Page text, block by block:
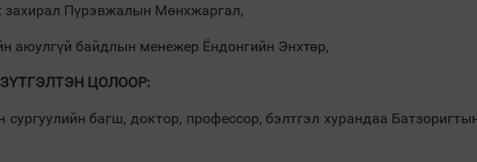
захирал Пүрэвжалын Мөнхжаргал,
аюулгүй байдлын менежер Ёндонгийн Энхтөр,
ЦОЛООР:
багш, доктор, профессор, бэлтгэл хурандаа